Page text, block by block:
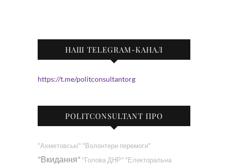
НАШ TELEGRAM-КАНАЛ
https://t.me/politconsultantorg
POLITCONSULTANT ПРО
"Ахметовські" "Волонтери перемоги"
"Вкидання" "Голова ДНР" "Електоральна